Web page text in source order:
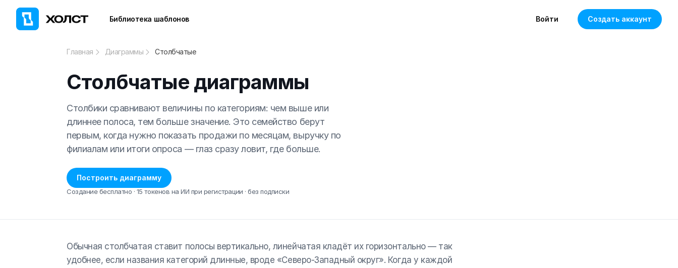
Библиотека шаблонов Войти Создать аккаунт
Главная Диаграммы Столбчатые
Столбчатые диаграммы
Столбики сравнивают величины по категориям: чем выше или
длиннее полоса, тем больше значение. Это семейство берут
первым, когда нужно показать продажи по месяцам, выручку по
филиалам или итоги опроса — глаз сразу ловит, где больше.
Построить диаграмму
Создание бесплатно · 15 токенов на ИИ при регистрации · без подписки
Обычная столбчатая ставит полосы вертикально, линейчатая кладёт их горизонтально — так
удобнее, если названия категорий длинные, вроде «Северо-Западный округ». Когда у каждой